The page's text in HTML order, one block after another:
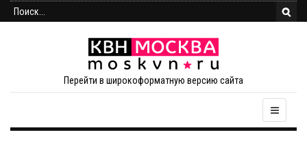
Перейти в широкоформатную версию сайта